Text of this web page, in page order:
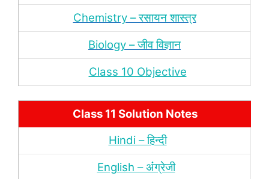
Chemistry – रसायन शास्‍त्र
Biology – जीव विज्ञान
Class 10 Objective
Class 11 Solution Notes
Hindi – हिन्‍दी
English – अंंग्रेजी